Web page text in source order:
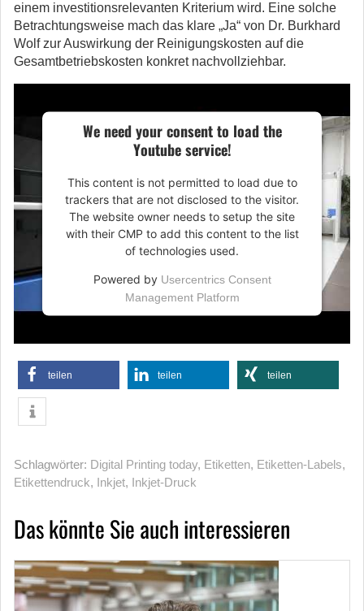
einem investitionsrelevanten Kriterium wird. Eine solche
Betrachtungsweise mach das klare „Ja“ von Dr. Burkhard
Wolf zur Auswirkung der Reinigungskosten auf die
Gesamtbetriebskosten konkret nachvollziehbar.
We need your consent to load the
Youtube service!
This content is not permitted to load due to
trackers that are not disclosed to the visitor.
The website owner needs to setup the site
with their CMP to add this content to the list
of technologies used.
Powered by Usercentrics Consent
Management Platform
teilen teilen teilen
Schlagwörter: Digital Printing today, Etiketten, Etiketten-Labels,
Etikettendruck, Inkjet, Inkjet-Druck
Das könnte Sie auch interessieren